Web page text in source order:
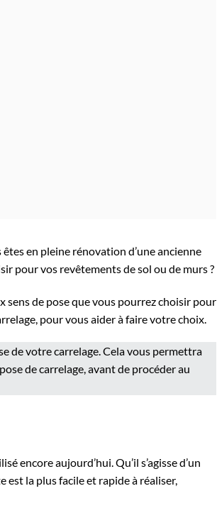
en pleine rénovation d’une ancienne
pour vos revêtements de sol ou de murs ?
de pose que vous pourrez choisir pour
pour vous aider à faire votre choix.
de votre carrelage. Cela vous permettra
de carrelage, avant de procéder au
encore aujourd’hui. Qu’il s’agisse d’un
est la plus facile et rapide à réaliser,